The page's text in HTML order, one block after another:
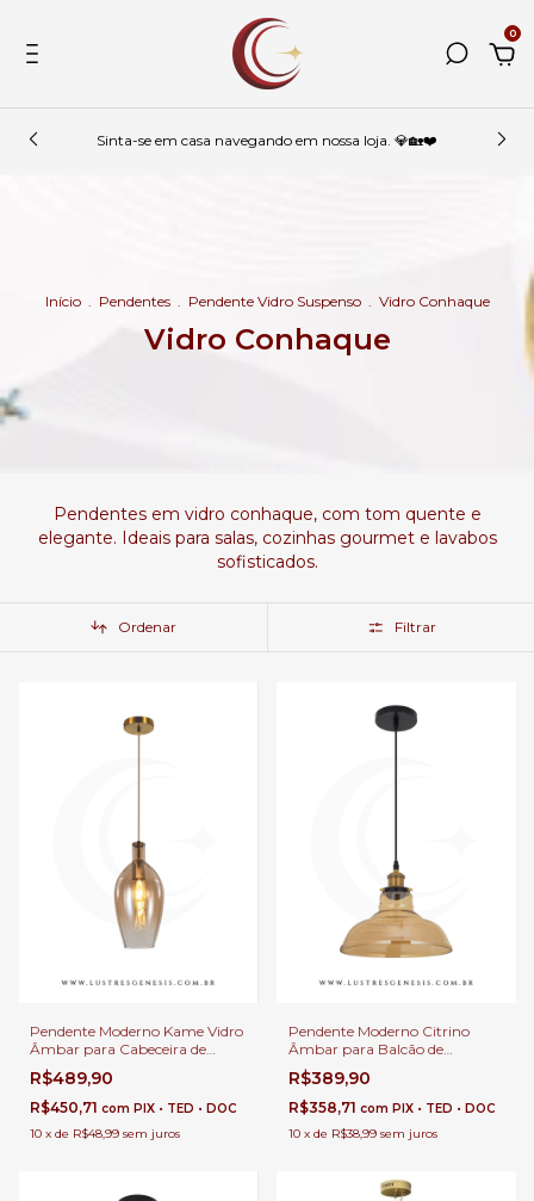
0
Sinta-se em casa navegando em nossa loja. 💎🏡❤️
Início . Pendentes . Pendente Vidro Suspenso . Vidro Conhaque
Vidro Conhaque
Pendentes em vidro conhaque, com tom quente e
elegante. Ideais para salas, cozinhas gourmet e lavabos
sofisticados.
Ordenar Filtrar
Pendente Moderno Kame Vidro
Âmbar para Cabeceira de
Cama, Balcão de Cozinha,
Quartos, Lavabo e Área
Gourmet
R$489,90
R$450,71 com PIX • TED • DOC
10 x de R$48,99 sem juros
Pendente Moderno Citrino
Âmbar para Balcão de
Cozinha, Quartos e Lavabo -
GMH o P-CITRINO-AMBAR
R$389,90
R$358,71 com PIX • TED • DOC
10 x de R$38,99 sem juros